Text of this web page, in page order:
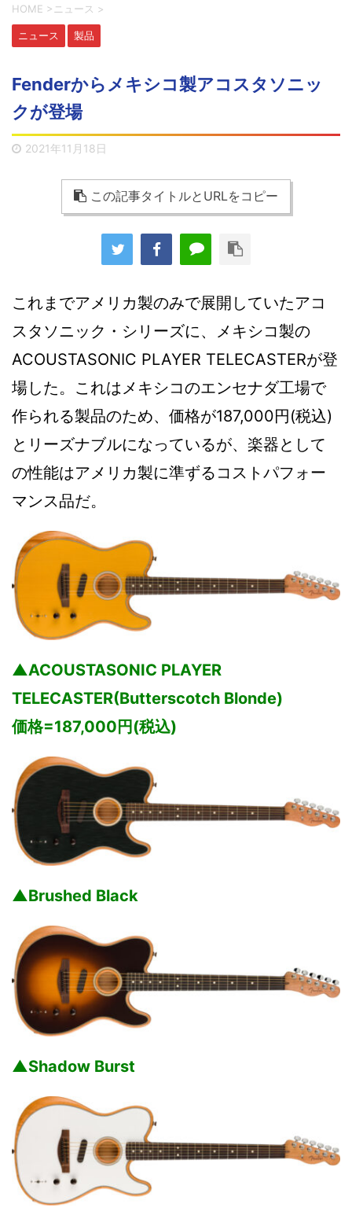
HOME > ニュース >
ニュース 製品
Fenderからメキシコ製アコスタソニッ
クが登場
2021年11月18日
この記事タイトルとURLをコピー
これまでアメリカ製のみで展開していたアコ
スタソニック・シリーズに、メキシコ製の
ACOUSTASONIC PLAYER TELECASTERが登
場した。これはメキシコのエンセナダ工場で
作られる製品のため、価格が187,000円(税込)
とリーズナブルになっているが、楽器として
の性能はアメリカ製に準ずるコストパフォー
マンス品だ。
▲ACOUSTASONIC PLAYER
TELECASTER(Butterscotch Blonde)
価格=187,000円(税込)
▲Brushed Black
▲Shadow Burst